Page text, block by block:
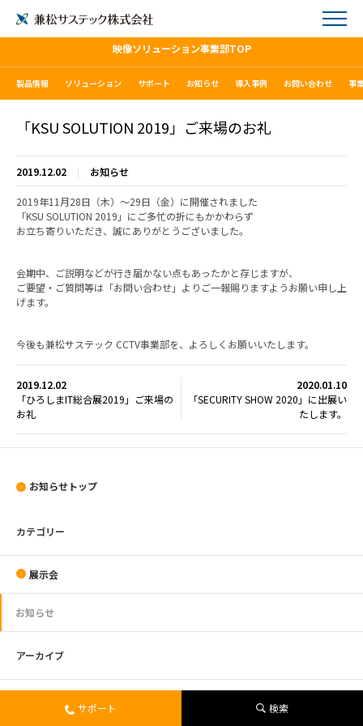
映像ソリューション事業部TOP
製品情報 ソリューション サポート お知らせ 導入事例 お問い合わせ 事
「KSU SOLUTION 2019」ご来場のお礼
2019.12.02 お知らせ
2019年11月28日（木）～29日（金）に開催されました
「KSU SOLUTION 2019」にご多忙の折にもかかわらず
お立ち寄りいただき、誠にありがとうございました。
会期中、ご説明などが行き届かない点もあったかと存じますが、
ご要望・ご質問等は「お問い合わせ」よりご一報賜りますようお願い申し上
げます。
今後も兼松サステック CCTV事業部を、よろしくお願いいたします。
2019.12.02
「ひろしまIT総合展2019」ご来場の
お礼
2020.01.10
「SECURITY SHOW 2020」に出展い
たします。
お知らせトップ
カテゴリー
展示会
お知らせ
アーカイブ
サポート 検索